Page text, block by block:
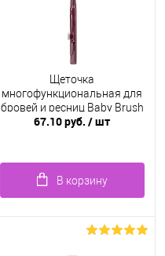
Щеточка
многофункциональная для
бровей и ресниц Baby Brush
1.0 мм, фиолетовая
67.10 руб./ шт
В корзину